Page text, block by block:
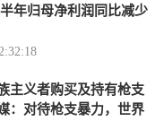
年归母净利润同比减少
主义者购买及持有枪支
：对待枪支暴力，世界